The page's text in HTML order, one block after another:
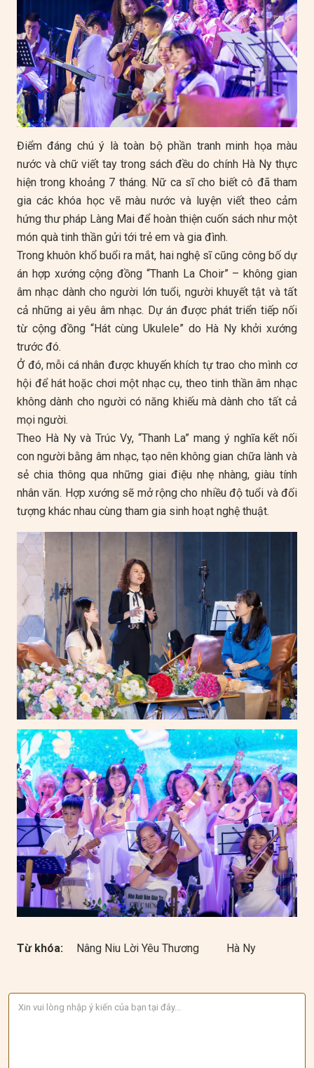
Điểm đáng chú ý là toàn bộ phần tranh minh họa màu
nước và chữ viết tay trong sách đều do chính Hà Ny thực
hiện trong khoảng 7 tháng. Nữ ca sĩ cho biết cô đã tham
gia các khóa học vẽ màu nước và luyện viết theo cảm
hứng thư pháp Làng Mai để hoàn thiện cuốn sách như một
món quà tinh thần gửi tới trẻ em và gia đình.
Trong khuôn khổ buổi ra mắt, hai nghệ sĩ cũng công bố dự
án hợp xướng cộng đồng “Thanh La Choir” – không gian
âm nhạc dành cho người lớn tuổi, người khuyết tật và tất
cả những ai yêu âm nhạc. Dự án được phát triển tiếp nối
từ cộng đồng “Hát cùng Ukulele” do Hà Ny khởi xướng
trước đó.
Ở đó, mỗi cá nhân được khuyến khích tự trao cho mình cơ
hội để hát hoặc chơi một nhạc cụ, theo tinh thần âm nhạc
không dành cho người có năng khiếu mà dành cho tất cả
mọi người.
Theo Hà Ny và Trúc Vy, “Thanh La” mang ý nghĩa kết nối
con người bằng âm nhạc, tạo nên không gian chữa lành và
sẻ chia thông qua những giai điệu nhẹ nhàng, giàu tính
nhân văn. Hợp xướng sẽ mở rộng cho nhiều độ tuổi và đối
tượng khác nhau cùng tham gia sinh hoạt nghệ thuật.
Từ khóa: Nâng Niu Lời Yêu Thương Hà Ny